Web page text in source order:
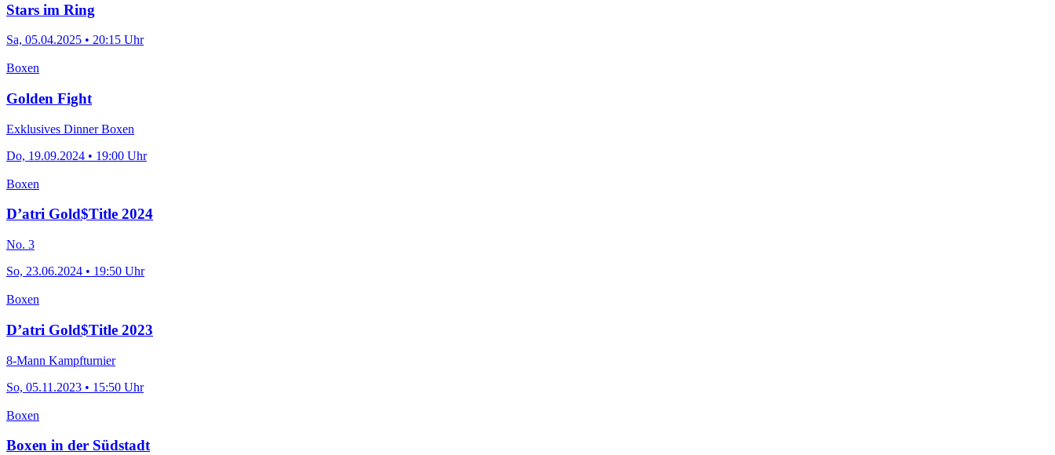
Stars im Ring
Sa, 05.04.2025 • 20:15 Uhr
Boxen
Golden Fight
Exklusives Dinner Boxen
Do, 19.09.2024 • 19:00 Uhr
Boxen
D’atri Gold$Title 2024
No. 3
So, 23.06.2024 • 19:50 Uhr
Boxen
D’atri Gold$Title 2023
8-Mann Kampfturnier
So, 05.11.2023 • 15:50 Uhr
Boxen
Boxen in der Südstadt